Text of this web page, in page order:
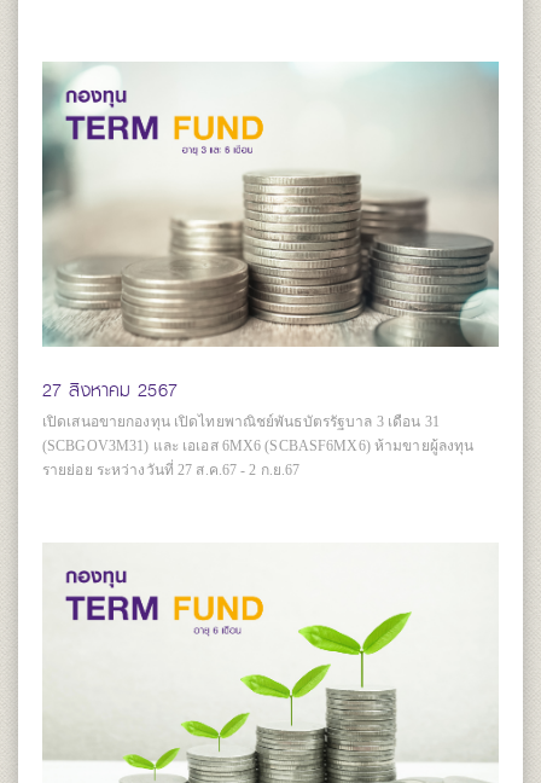
27 สิงหาคม 2567
เปิดเสนอขายกองทุน เปิดไทยพาณิชย์พันธบัตรรัฐบาล 3 เดือน 31
(SCBGOV3M31) และ เอเอส 6MX6 (SCBASF6MX6) ห้ามขายผู้ลงทุน
รายย่อย ระหว่างวันที่ 27 ส.ค.67 - 2 ก.ย.67